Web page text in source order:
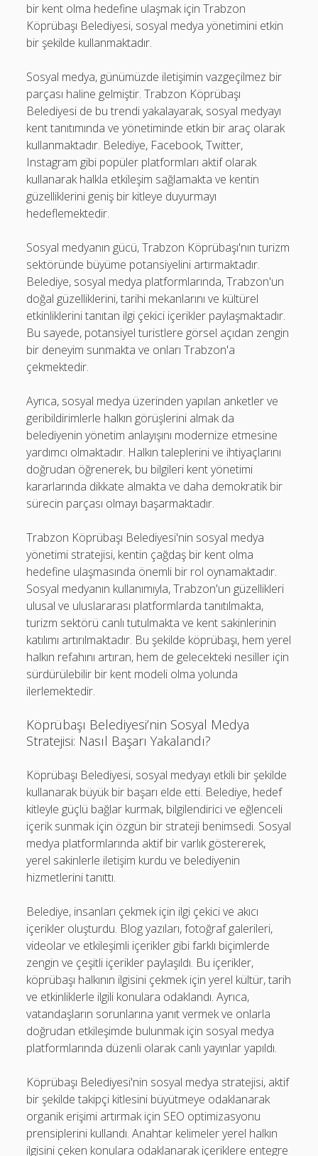
bir kent olma hedefine ulaşmak için Trabzon
Köprübaşı Belediyesi, sosyal medya yönetimini etkin
bir şekilde kullanmaktadır.
Sosyal medya, günümüzde iletişimin vazgeçilmez bir
parçası haline gelmiştir. Trabzon Köprübaşı
Belediyesi de bu trendi yakalayarak, sosyal medyayı
kent tanıtımında ve yönetiminde etkin bir araç olarak
kullanmaktadır. Belediye, Facebook, Twitter,
Instagram gibi popüler platformları aktif olarak
kullanarak halkla etkileşim sağlamakta ve kentin
güzelliklerini geniş bir kitleye duyurmayı
hedeflemektedir.
Sosyal medyanın gücü, Trabzon Köprübaşı'nın turizm
sektöründe büyüme potansiyelini artırmaktadır.
Belediye, sosyal medya platformlarında, Trabzon'un
doğal güzelliklerini, tarihi mekanlarını ve kültürel
etkinliklerini tanıtan ilgi çekici içerikler paylaşmaktadır.
Bu sayede, potansiyel turistlere görsel açıdan zengin
bir deneyim sunmakta ve onları Trabzon'a
çekmektedir.
Ayrıca, sosyal medya üzerinden yapılan anketler ve
geribildirimlerle halkın görüşlerini almak da
belediyenin yönetim anlayışını modernize etmesine
yardımcı olmaktadır. Halkın taleplerini ve ihtiyaçlarını
doğrudan öğrenerek, bu bilgileri kent yönetimi
kararlarında dikkate almakta ve daha demokratik bir
sürecin parçası olmayı başarmaktadır.
Trabzon Köprübaşı Belediyesi'nin sosyal medya
yönetimi stratejisi, kentin çağdaş bir kent olma
hedefine ulaşmasında önemli bir rol oynamaktadır.
Sosyal medyanın kullanımıyla, Trabzon'un güzellikleri
ulusal ve uluslararası platformlarda tanıtılmakta,
turizm sektörü canlı tutulmakta ve kent sakinlerinin
katılımı artırılmaktadır. Bu şekilde köprübaşı, hem yerel
halkın refahını artıran, hem de gelecekteki nesiller için
sürdürülebilir bir kent modeli olma yolunda
ilerlemektedir.
Köprübaşı Belediyesi’nin Sosyal Medya
Stratejisi: Nasıl Başarı Yakalandı?
Köprübaşı Belediyesi, sosyal medyayı etkili bir şekilde
kullanarak büyük bir başarı elde etti. Belediye, hedef
kitleyle güçlü bağlar kurmak, bilgilendirici ve eğlenceli
içerik sunmak için özgün bir strateji benimsedi. Sosyal
medya platformlarında aktif bir varlık göstererek,
yerel sakinlerle iletişim kurdu ve belediyenin
hizmetlerini tanıttı.
Belediye, insanları çekmek için ilgi çekici ve akıcı
içerikler oluşturdu. Blog yazıları, fotoğraf galerileri,
videolar ve etkileşimli içerikler gibi farklı biçimlerde
zengin ve çeşitli içerikler paylaşıldı. Bu içerikler,
köprübaşı halkının ilgisini çekmek için yerel kültür, tarih
ve etkinliklerle ilgili konulara odaklandı. Ayrıca,
vatandaşların sorunlarına yanıt vermek ve onlarla
doğrudan etkileşimde bulunmak için sosyal medya
platformlarında düzenli olarak canlı yayınlar yapıldı.
Köprübaşı Belediyesi'nin sosyal medya stratejisi, aktif
bir şekilde takipçi kitlesini büyütmeye odaklanarak
organik erişimi artırmak için SEO optimizasyonu
prensiplerini kullandı. Anahtar kelimeler yerel halkın
ilgisini çeken konulara odaklanarak içeriklere entegre